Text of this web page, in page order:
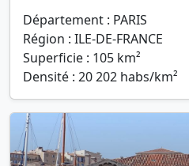
Département : PARIS
Région : ILE-DE-FRANCE
Superficie : 105 km²
Densité : 20 202 habs/km²